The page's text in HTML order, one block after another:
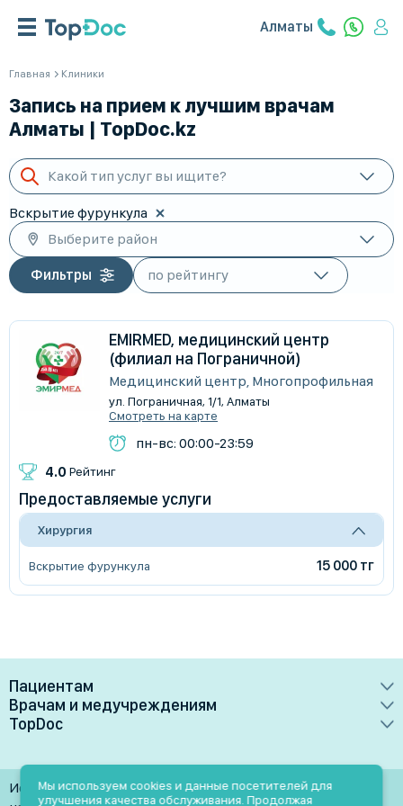
Алматы
Главная Клиники
Запись на прием к лучшим врачам
Алматы | TopDoc.kz
Какой тип услуг вы ищите?
Вскрытие фурункула
Выберите район
Фильтры
EMIRMED, медицинский центр
(филиал на Пограничной)
Медицинский центр, Многопрофильная
ул. Пограничная, 1/1, Алматы
Смотреть на карте
пн-вс: 00:00-23:59
4.0 Рейтинг
Предоставляемые услуги
Хирургия
Вскрытие фурункула 15 000 тг
Пациентам
Врачи
Клиники
Лаборатории
Услуги
Врачам и медучреждениям
Преимущества
Медучреждениям
TopDoc
Контакты
Использование материалов разрешено только при
Мы используем cookies и данные посетителей для
улучшения качества обслуживания. Продолжая